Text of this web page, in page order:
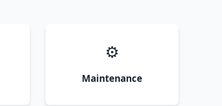
⚙️
Maintenance